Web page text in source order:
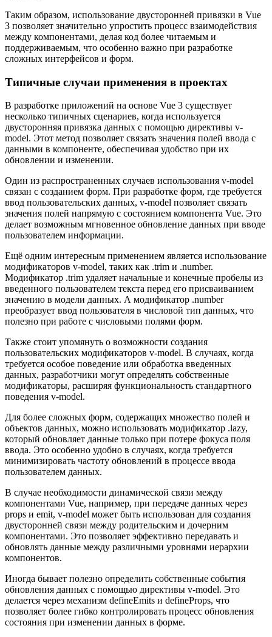
Таким образом, использование двусторонней привязки в Vue
3 позволяет значительно упростить процесс взаимодействия
между компонентами, делая код более читаемым и
поддерживаемым, что особенно важно при разработке
сложных интерфейсов и форм.
Типичные случаи применения в проектах
В разработке приложений на основе Vue 3 существует
несколько типичных сценариев, когда используется
двусторонняя привязка данных с помощью директивы v-
model. Этот метод позволяет связать значения полей ввода с
данными в компоненте, обеспечивая удобство при их
обновлении и изменении.
Один из распространенных случаев использования v-model
связан с созданием форм. При разработке форм, где требуется
ввод пользовательских данных, v-model позволяет связать
значения полей напрямую с состоянием компонента Vue. Это
делает возможным мгновенное обновление данных при вводе
пользователем информации.
Ещё одним интересным применением является использование
модификаторов v-model, таких как .trim и .number.
Модификатор .trim удаляет начальные и конечные пробелы из
введенного пользователем текста перед его присваиванием
значению в модели данных. А модификатор .number
преобразует ввод пользователя в числовой тип данных, что
полезно при работе с числовыми полями форм.
Также стоит упомянуть о возможности создания
пользовательских модификаторов v-model. В случаях, когда
требуется особое поведение или обработка введенных
данных, разработчики могут определять собственные
модификаторы, расширяя функциональность стандартного
поведения v-model.
Для более сложных форм, содержащих множество полей и
объектов данных, можно использовать модификатор .lazy,
который обновляет данные только при потере фокуса поля
ввода. Это особенно удобно в случаях, когда требуется
минимизировать частоту обновлений в процессе ввода
пользователем данных.
В случае необходимости динамической связи между
компонентами Vue, например, при передаче данных через
props и emit, v-model может быть использован для создания
двусторонней связи между родительским и дочерним
компонентами. Это позволяет эффективно передавать и
обновлять данные между различными уровнями иерархии
компонентов.
Иногда бывает полезно определить собственные события
обновления данных с помощью директивы v-model. Это
делается через механизм defineEmits и defineProps, что
позволяет более гибко контролировать процесс обновления
состояния при изменении данных в форме.